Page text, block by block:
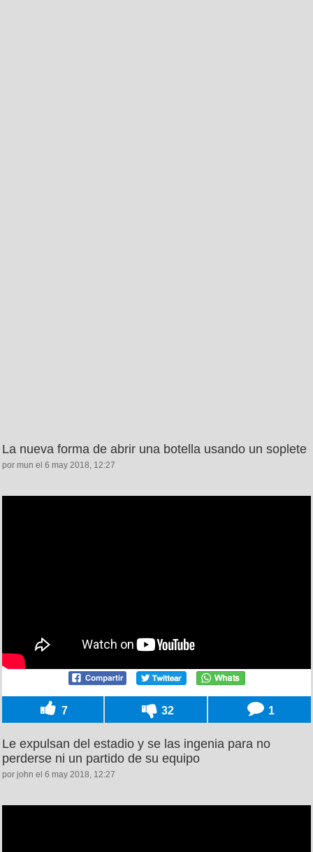
La nueva forma de abrir una botella usando un soplete
por mun el 6 may 2018, 12:27
7 32 1
Le expulsan del estadio y se las ingenia para no
perderse ni un partido de su equipo
por john el 6 may 2018, 12:27